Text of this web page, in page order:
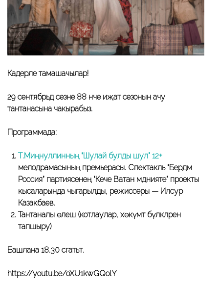
Кадерле тамашачылар!
29 сентябрьдә сезне 88 нче иҗат сезонын ачу
тантанасына чакырабыз.
Программада:
Т.Миңнуллинның “Шулай булды шул” 12+
мелодрамасының премьерасы. Спектакль “Бердәм
Россия” партиясенең “Кече Ватан мәдәнияте” проекты
кысаларында чыгарылды, режиссеры — Илсур
Казакбаев.
Тантаналы өлеш (котлаулар, хөкүмәт бүләкләрен
тапшыру)
Башлана 18.30 сәгатьтә.
https://youtu.be/oXU1kwGQolY